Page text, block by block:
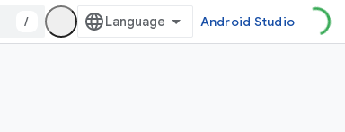
/ Android Studio